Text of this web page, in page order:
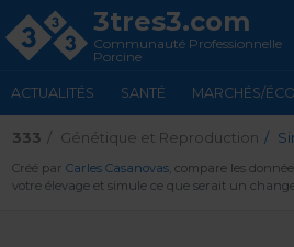
3tres3.com
Communauté Professionnelle
Porcine
ACTUALITÉS SANTÉ MARCHÉS/
333 Génétique et Reproduction
Créé par Carles Casanovas, compare les
votre élevage et simule ce que serait un